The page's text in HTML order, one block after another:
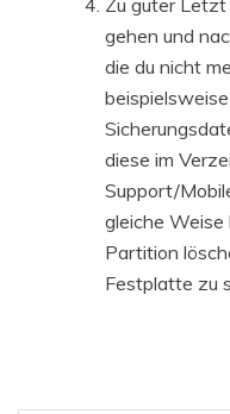
Zu guter
gehen und
die du nicht
diese im
Support/
gleiche Weise
Partition
Festplatte zu